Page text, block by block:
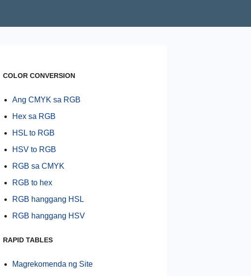
COLOR CONVERSION
Ang CMYK sa RGB
Hex sa RGB
HSL to RGB
HSV to RGB
RGB sa CMYK
RGB to hex
RGB hanggang HSL
RGB hanggang HSV
RAPID TABLES
Magrekomenda ng Site